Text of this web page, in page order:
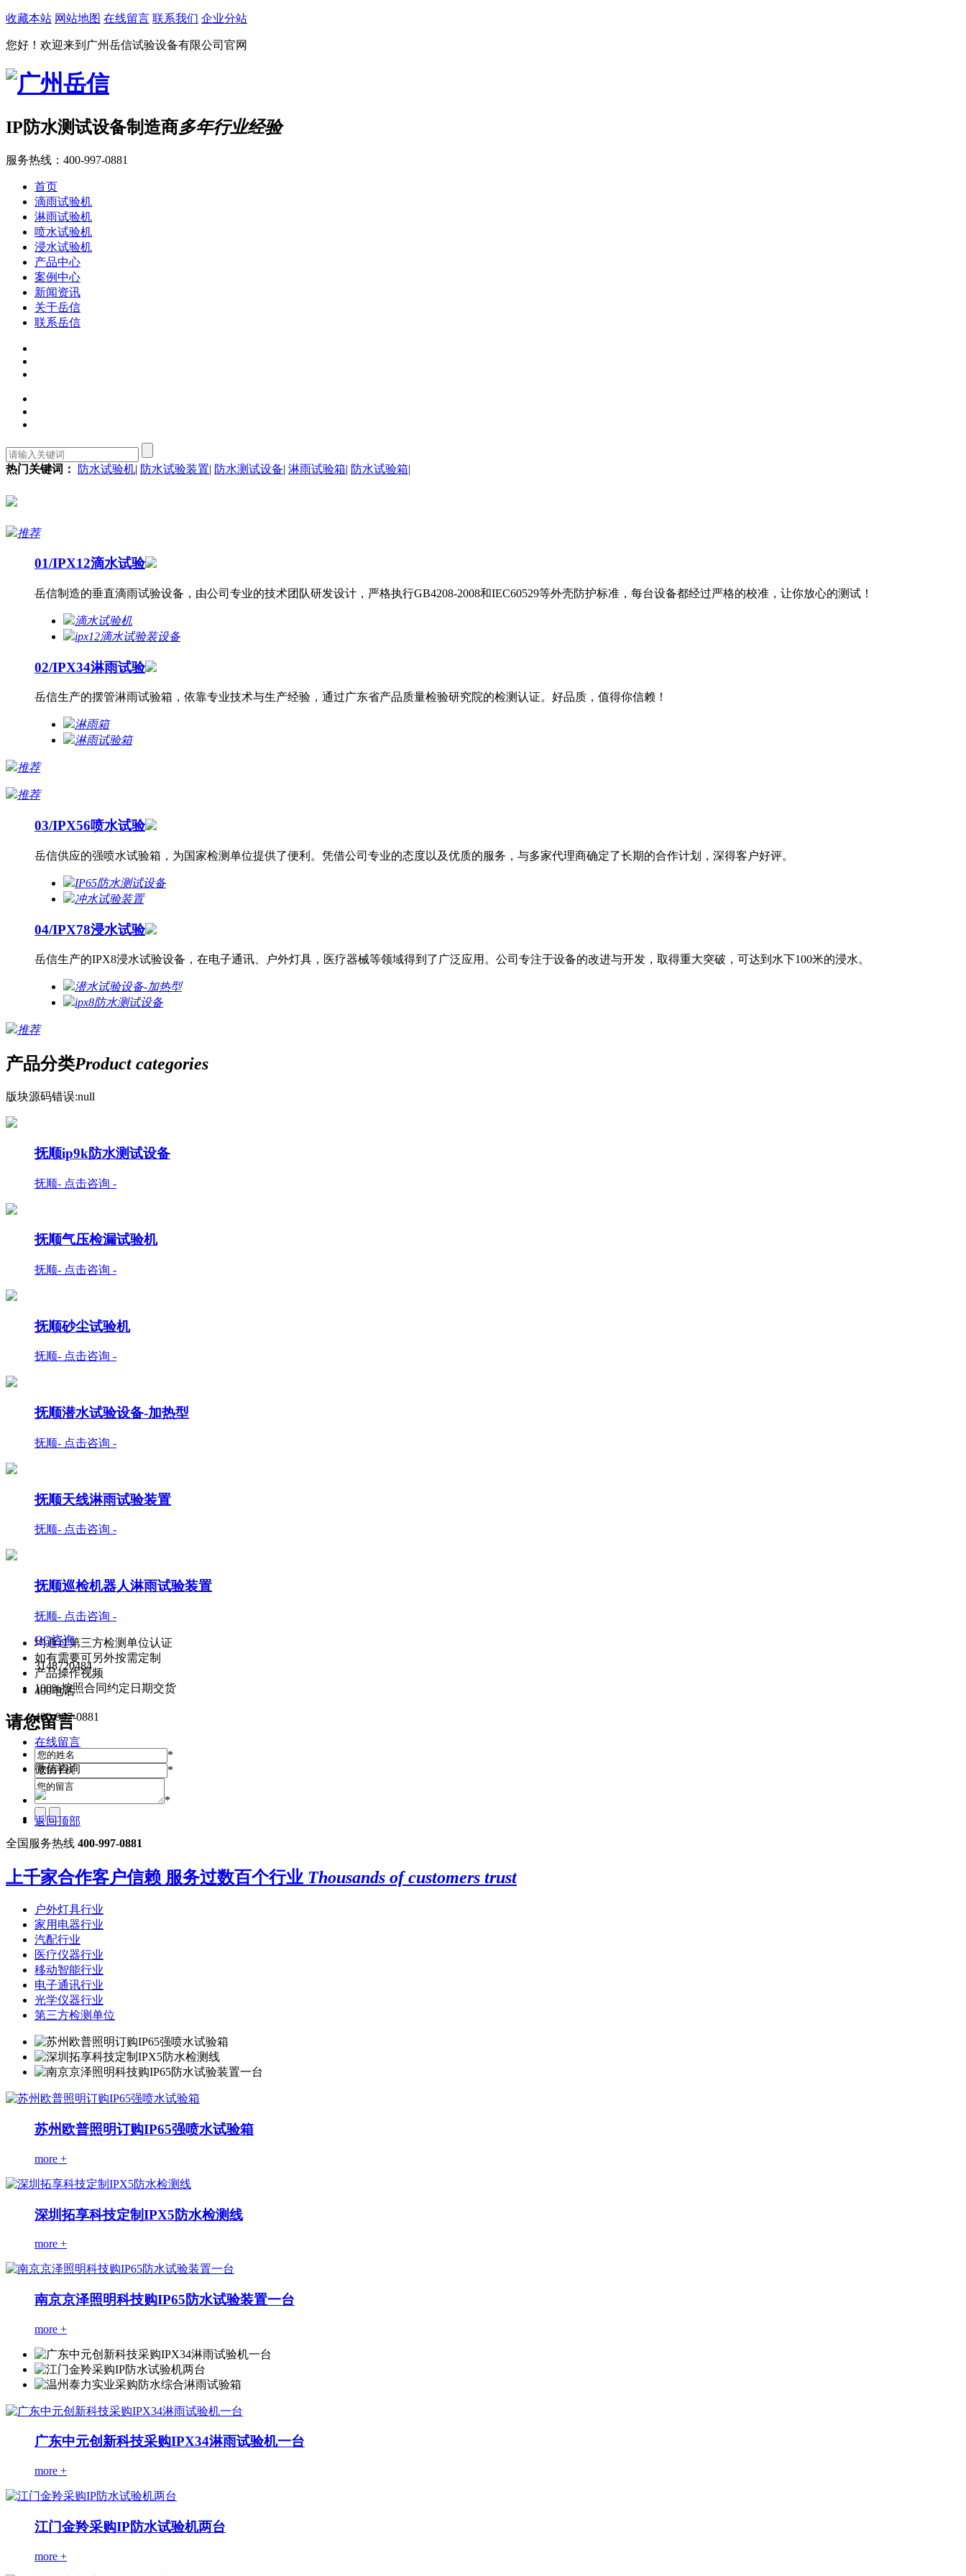
收藏本站 网站地图 在线留言 联系我们 企业分站
您好！欢迎来到广州岳信试验设备有限公司官网
IP防水测试设备制造商多年行业经验
服务热线： 400-997-0881
首页
滴雨试验机
淋雨试验机
喷水试验机
浸水试验机
产品中心
案例中心
新闻资讯
关于岳信
联系岳信
热门关键词： 防水试验机| 防水试验装置| 防水测试设备| 淋雨试验箱| 防水试验箱|
推荐
01/IPX12滴水试验
岳信制造的垂直滴雨试验设备，由公司专业的技术团队研发设计，严格执行GB4208-2008和IEC60529等外壳防护标准，每台设备都经过严格的校准，让你放心的测试！
滴水试验机
ipx12滴水试验装设备
02/IPX34淋雨试验
岳信生产的摆管淋雨试验箱，依靠专业技术与生产经验，通过广东省产品质量检验研究院的检测认证。好品质，值得你信赖！
淋雨箱
淋雨试验箱
推荐
推荐
03/IPX56喷水试验
岳信供应的强喷水试验箱，为国家检测单位提供了便利。凭借公司专业的态度以及优质的服务，与多家代理商确定了长期的合作计划，深得客户好评。
IP65防水测试设备
冲水试验装置
04/IPX78浸水试验
岳信生产的IPX8浸水试验设备，在电子通讯、户外灯具，医疗器械等领域得到了广泛应用。公司专注于设备的改进与开发，取得重大突破，可达到水下100米的浸水。
潜水试验设备-加热型
ipx8防水测试设备
推荐
产品分类Product categories
版块源码错误:null
抚顺ip9k防水测试设备
抚顺- 点击咨询 -
抚顺气压检漏试验机
抚顺- 点击咨询 -
抚顺砂尘试验机
抚顺- 点击咨询 -
抚顺潜水试验设备-加热型
抚顺- 点击咨询 -
抚顺天线淋雨试验装置
抚顺- 点击咨询 -
抚顺巡检机器人淋雨试验装置
抚顺- 点击咨询 -
均通过第三方检测单位认证
如有需要可另外按需定制
产品操作视频
100%按照合同约定日期交货
请您留言
*
*
*
全国服务热线 400-997-0881
上千家合作客户信赖 服务过数百个行业 Thousands of customers trust
户外灯具行业
家用电器行业
汽配行业
医疗仪器行业
移动智能行业
电子通讯行业
光学仪器行业
第三方检测单位
苏州欧普照明订购IP65强喷水试验箱
more +
深圳拓享科技定制IPX5防水检测线
more +
南京京泽照明科技购IP65防水试验装置一台
more +
广东中元创新科技采购IPX34淋雨试验机一台
more +
江门金羚采购IP防水试验机两台
more +
QQ咨询
3148720484
400电话
400-997-0881
在线留言
微信咨询
返回顶部